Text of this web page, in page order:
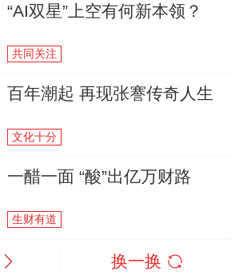
“AI双星”上空有何新本领？
共同关注
百年潮起 再现张謇传奇人生
文化十分
一醋一面 “酸”出亿万财路
生财有道
换一换